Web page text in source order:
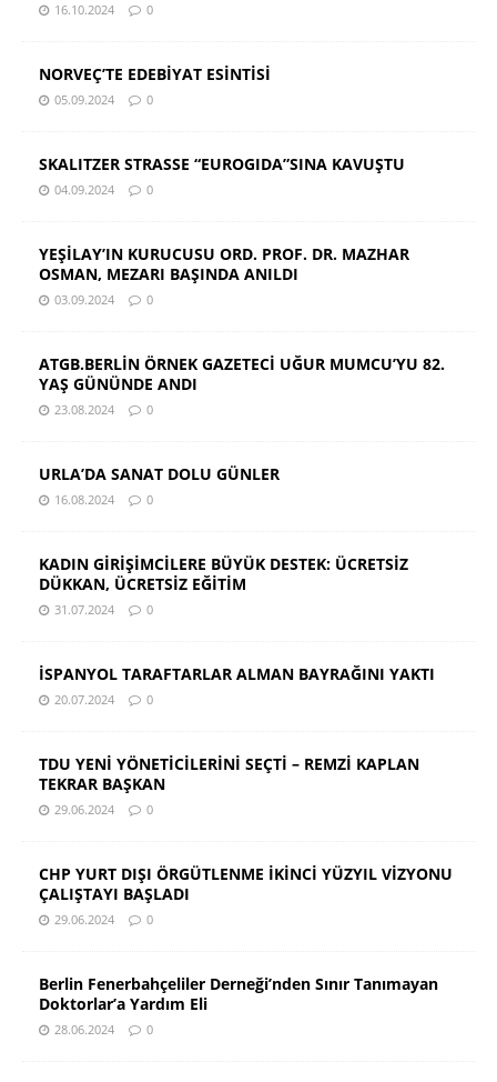
16.10.2024 0
NORVEÇ’TE EDEBİYAT ESİNTİSİ
05.09.2024 0
SKALITZER STRASSE “EUROGIDA”SINA KAVUŞTU
04.09.2024 0
YEŞİLAY’IN KURUCUSU ORD. PROF. DR. MAZHAR
OSMAN, MEZARI BAŞINDA ANILDI
03.09.2024 0
ATGB.BERLİN ÖRNEK GAZETECİ UĞUR MUMCU’YU 82.
YAŞ GÜNÜNDE ANDI
23.08.2024 0
URLA’DA SANAT DOLU GÜNLER
16.08.2024 0
KADIN GİRİŞİMCİLERE BÜYÜK DESTEK: ÜCRETSİZ
DÜKKAN, ÜCRETSİZ EĞİTİM
31.07.2024 0
İSPANYOL TARAFTARLAR ALMAN BAYRAĞINI YAKTI
20.07.2024 0
TDU YENİ YÖNETİCİLERİNİ SEÇTİ – REMZİ KAPLAN
TEKRAR BAŞKAN
29.06.2024 0
CHP YURT DIŞI ÖRGÜTLENME İKİNCİ YÜZYIL VİZYONU
ÇALIŞTAYI BAŞLADI
29.06.2024 0
Berlin Fenerbahçeliler Derneği’nden Sınır Tanımayan
Doktorlar’a Yardım Eli
28.06.2024 0